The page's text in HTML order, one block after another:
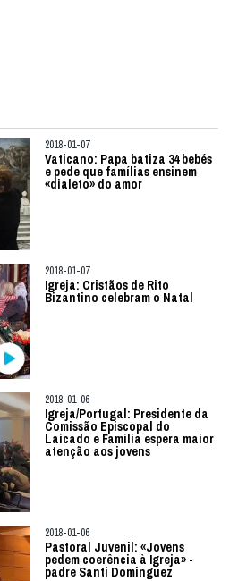
2018-01-07
Vaticano: Papa batiza 34 bebés
e pede que famílias ensinem
«dialeto» do amor
2018-01-07
Igreja: Cristãos de Rito
Bizantino celebram o Natal
2018-01-06
Igreja/Portugal: Presidente da
Comissão Episcopal do
Laicado e Família espera maior
atenção aos jovens
2018-01-06
Pastoral Juvenil: «Jovens
pedem coerência à Igreja» -
padre Santi Dominguez